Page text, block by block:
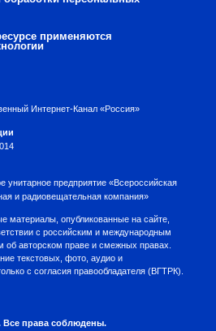
применяются
Интернет-Канал «Россия»
унитарное предприятие «Всероссийская
и радиовещательная компания»
материалы, опубликованные на сайте,
с российским и международным
об авторском праве и смежных правах.
текстовых, фото, аудио и
с согласия правообладателя (ВГТРК).
Все права соблюдены.